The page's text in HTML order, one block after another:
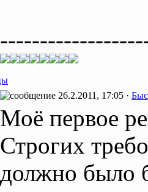
26.2.2011, 17:05 ·
Моё первое
Строгих
должно было